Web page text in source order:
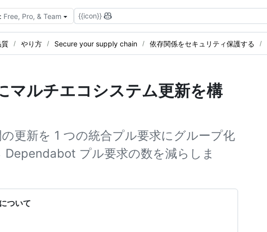
Free, Pro, & Team {{icon}}
質 やり方 Secure your supply chain 依存関係をセキュリティ保護する
マルチエコシステム更新を構
更新を 1 つの統合プル要求にグループ化
プル要求の数を減らしま
ついて